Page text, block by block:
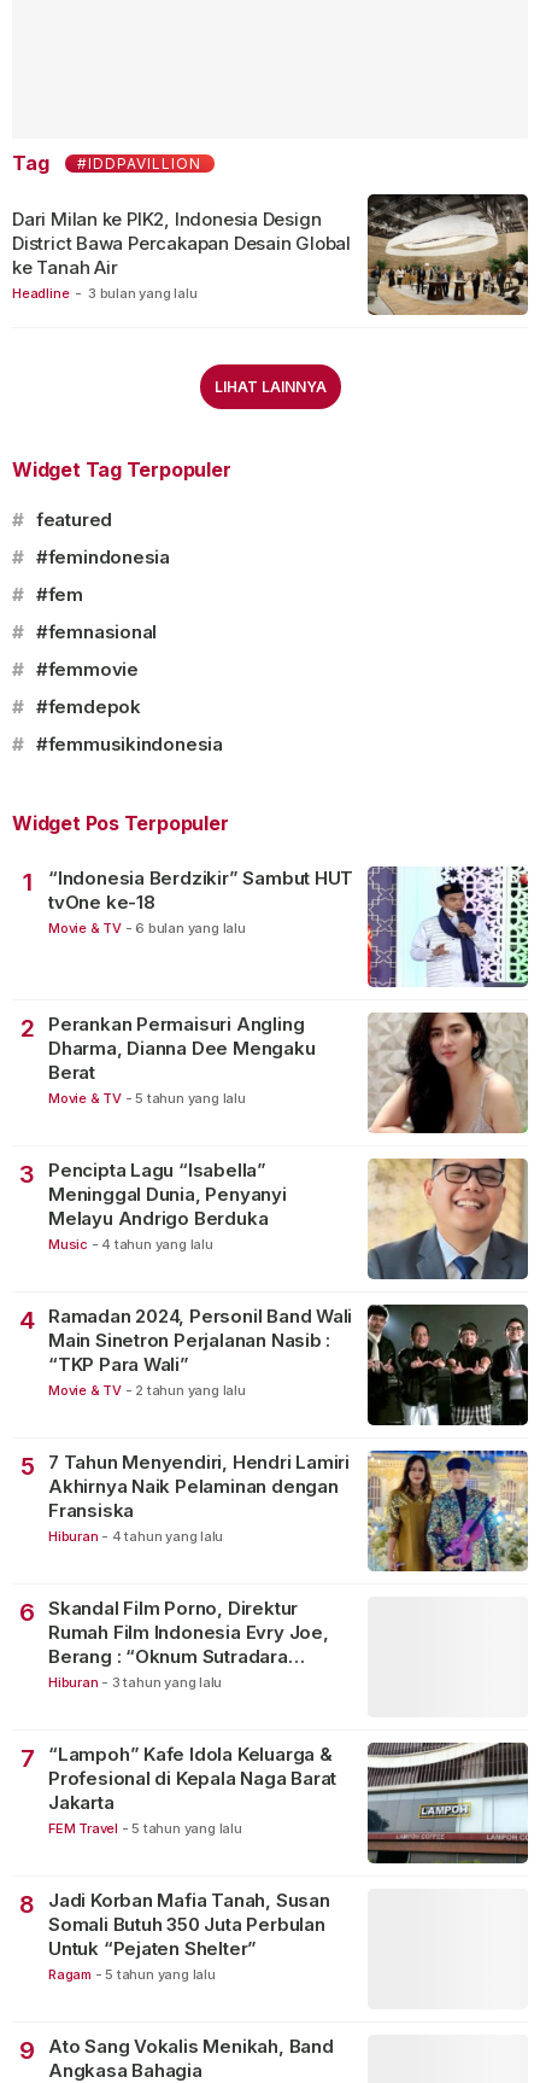
Tag #IDDPAVILLION
Headline - 3 bulan yang lalu
Dari Milan ke PIK2, Indonesia Design
District Bawa Percakapan Desain Global
ke Tanah Air
LIHAT LAINNYA
Widget Tag Terpopuler
# featured
# #femindonesia
# #fem
# #femnasional
# #femmovie
# #femdepok
# #femmusikindonesia
Widget Pos Terpopuler
1
“Indonesia Berdzikir” Sambut HUT
tvOne ke-18
Movie & TV - 6 bulan yang lalu
2
Perankan Permaisuri Angling
Dharma, Dianna Dee Mengaku
Berat
Movie & TV - 5 tahun yang lalu
3
Pencipta Lagu “Isabella”
Meninggal Dunia, Penyanyi
Melayu Andrigo Berduka
Music - 4 tahun yang lalu
4
Ramadan 2024, Personil Band Wali
Main Sinetron Perjalanan Nasib :
“TKP Para Wali”
Movie & TV - 2 tahun yang lalu
5
7 Tahun Menyendiri, Hendri Lamiri
Akhirnya Naik Pelaminan dengan
Fransiska
Hiburan - 4 tahun yang lalu
6
Skandal Film Porno, Direktur
Rumah Film Indonesia Evry Joe,
Berang : “Oknum Sutradara
Merusak Perfilman Indonesia”!
Hiburan - 3 tahun yang lalu
7
“Lampoh” Kafe Idola Keluarga &
Profesional di Kepala Naga Barat
Jakarta
FEM Travel - 5 tahun yang lalu
8
Jadi Korban Mafia Tanah, Susan
Somali Butuh 350 Juta Perbulan
Untuk “Pejaten Shelter”
Ragam - 5 tahun yang lalu
9
Ato Sang Vokalis Menikah, Band
Angkasa Bahagia